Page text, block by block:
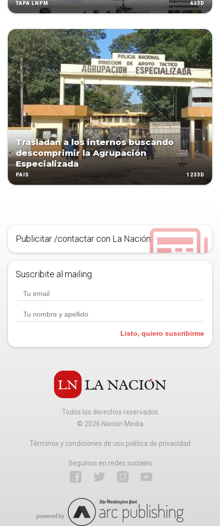
TAPA LNPM 633D
Trasladan a los internos buscando
descomprimir la Agrupación
Especializada
PAÍS 1233D
Publicitar /contactar con La Nación
Suscribite al mailing.
Listo, quiero suscribirme
Todos los derechos reservados
© 2026 Nación Media
Términos y condiciones de uso política de privacidad
Seguínos en redes sociales